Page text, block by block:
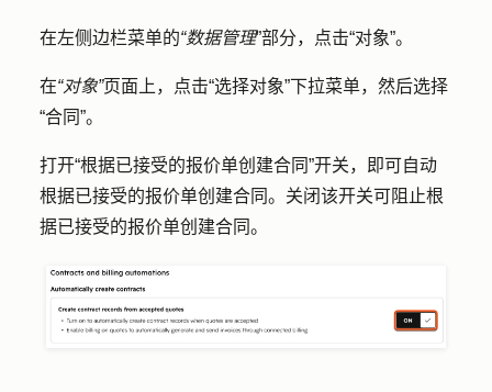
在左侧边栏菜单的“数据管理”部分，点击“对象”。
在“对象”页面上，点击“选择对象”下拉菜单，然后选择
“合同”。
打开“根据已接受的报价单创建合同”开关，即可自动
根据已接受的报价单创建合同。关闭该开关可阻止根
据已接受的报价单创建合同。